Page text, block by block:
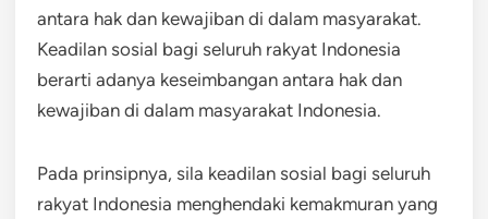
antara hak dan kewajiban di dalam masyarakat.
Keadilan sosial bagi seluruh rakyat Indonesia
berarti adanya keseimbangan antara hak dan
kewajiban di dalam masyarakat Indonesia.
Pada prinsipnya, sila keadilan sosial bagi seluruh
rakyat Indonesia menghendaki kemakmuran yang